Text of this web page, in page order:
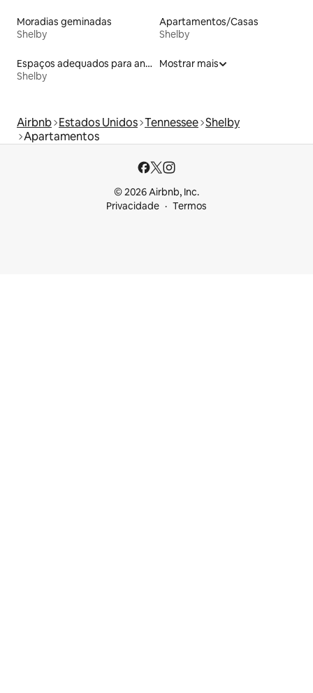
Moradias geminadas
Shelby
Apartamentos/Casas
Shelby
Espaços adequados para animais de estimação
Shelby
Mostrar mais
Airbnb Estados Unidos Tennessee Shelby
Apartamentos
© 2026 Airbnb, Inc.
Privacidade
Termos